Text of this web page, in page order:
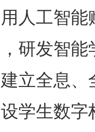
工智能
研发智
立全息
学生数